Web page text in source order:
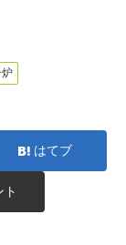
炉
はてブ
ト